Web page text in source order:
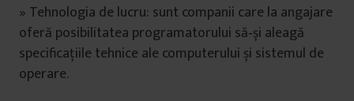
» Tehnologia de lucru: sunt companii care la angajare
oferă posibilitatea programatorului să‑și aleagă
specificațiile tehnice ale computerului și sistemul de
operare.